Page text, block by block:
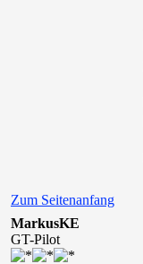
Zum Seitenanfang
MarkusKE
GT-Pilot